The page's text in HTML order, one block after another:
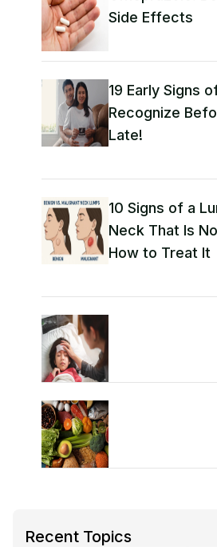
Side Effects
19 Early Signs
Recognize
Late!
10 Signs of a
Neck That Is
How to Treat It
Recent Topics